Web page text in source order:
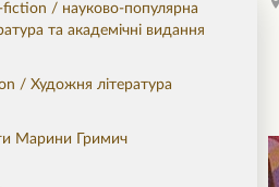
fiction / науково-популярна
та академічні видання
/ Художня література
Марини Гримич